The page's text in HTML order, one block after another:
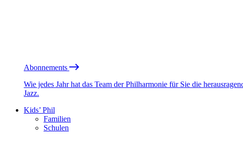
Abonnements
Wie jedes Jahr hat das Team der Philharmonie für Sie die
Jazz.
Kids’ Phil
Familien
Schulen